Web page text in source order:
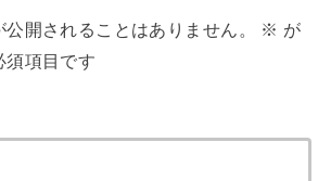
開されることはありません。 ※ が
須項目です